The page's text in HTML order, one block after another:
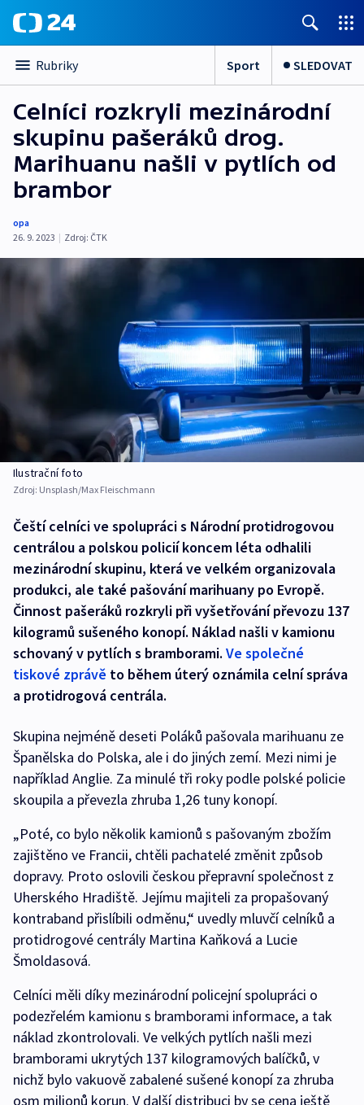
Rubriky Sport SLEDOVAT
Celníci rozkryli mezinárodní
skupinu pašeráků drog.
Marihuanu našli v pytlích od
brambor
opa
26. 9. 2023 | Zdroj: ČTK
Ilustrační foto
Zdroj: Unsplash/Max Fleischmann
Čeští celníci ve spolupráci s Národní protidrogovou
centrálou a polskou policií koncem léta odhalili
mezinárodní skupinu, která ve velkém organizovala
produkci, ale také pašování marihuany po Evropě.
Činnost pašeráků rozkryli při vyšetřování převozu 137
kilogramů sušeného konopí. Náklad našli v kamionu
schovaný v pytlích s bramborami. Ve společné
tiskové zprávě to během úterý oznámila celní správa
a protidrogová centrála.
Skupina nejméně deseti Poláků pašovala marihuanu ze
Španělska do Polska, ale i do jiných zemí. Mezi nimi je
například Anglie. Za minulé tři roky podle polské policie
skoupila a převezla zhruba 1,26 tuny konopí.
„Poté, co bylo několik kamionů s pašovaným zbožím
zajištěno ve Francii, chtěli pachatelé změnit způsob
dopravy. Proto oslovili českou přepravní společnost z
Uherského Hradiště. Jejímu majiteli za propašovaný
kontraband přislíbili odměnu,“ uvedly mluvčí celníků a
protidrogové centrály Martina Kaňková a Lucie
Šmoldasová.
Celníci měli díky mezinárodní policejní spolupráci o
podezřelém kamionu s bramborami informace, a tak
náklad zkontrolovali. Ve velkých pytlích našli mezi
bramborami ukrytých 137 kilogramových balíčků, v
nichž bylo vakuově zabalené sušené konopí za zhruba
osm milionů korun. V další distribuci by se cena ještě